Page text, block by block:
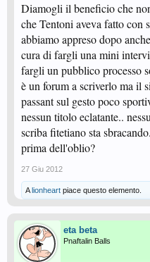
indirizzare il lettore ma
Diamogli il beneficio che
che Tentoni aveva fatto con
abbiamo appreso dopo
cura di fargli una mini
fargli un pubblico processo
è un forum a scriverlo ma il
passant sul gesto poco
nessun titolo eclatante..
scriba fitetiano sta
prima dell'oblio?
27 Giu 2012
Alionheart piace questo elemento.
eta beta
Pnaftalin Balls